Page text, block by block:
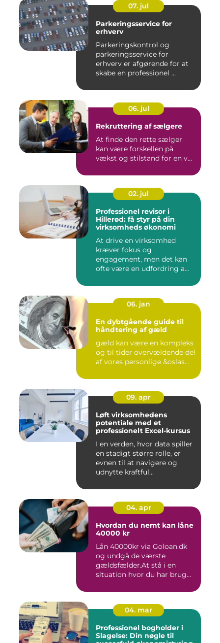
07. jul
Parkeringsservice for
erhverv
Parkeringskontrol og
parkeringsservice for
erhverv er afgørende for at
skabe en professionel ...
06. jul
Rekruttering af sælgere
At finde den rette sælger
kan være forskellen på
vækst og stilstand for en v...
02. jul
Professionel revisor i
Hillerød: få styr på din
virksomheds økonomi
At drive en virksomhed
kræver fokus og
engagement, men det kan
ofte være en udfordring a...
06. jan
En dybtgående guide til
håndtering af gæld
gæld kan være en kompleks
og til tider overvældende del
af vores personlige &oslas...
09. apr
Løft virksomhedens
potentiale med et
professionelt Excel-kursus
I en verden, hvor data spiller
en stadigt større rolle, er
evnen til at navigere og
udnytte kraftful...
04. apr
Hvordan du nemt kan låne
40000 kr
Lån 40000kr via Goloan.dk
og undgå de værste
gældsfælder.At stå i en
situation hvor du har brug
04. mar
Professionel bogholder i
Slagelse: Din nøgle til